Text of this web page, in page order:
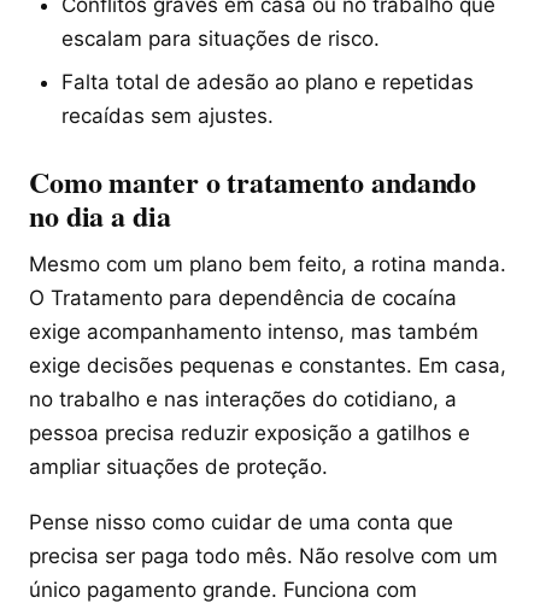
escalam para situações de risco.
Falta total de adesão ao plano e repetidas
recaídas sem ajustes.
Como manter o tratamento andando
no dia a dia
Mesmo com um plano bem feito, a rotina manda.
O Tratamento para dependência de cocaína
exige acompanhamento intenso, mas também
exige decisões pequenas e constantes. Em casa,
no trabalho e nas interações do cotidiano, a
pessoa precisa reduzir exposição a gatilhos e
ampliar situações de proteção.
Pense nisso como cuidar de uma conta que
precisa ser paga todo mês. Não resolve com um
único pagamento grande. Funciona com